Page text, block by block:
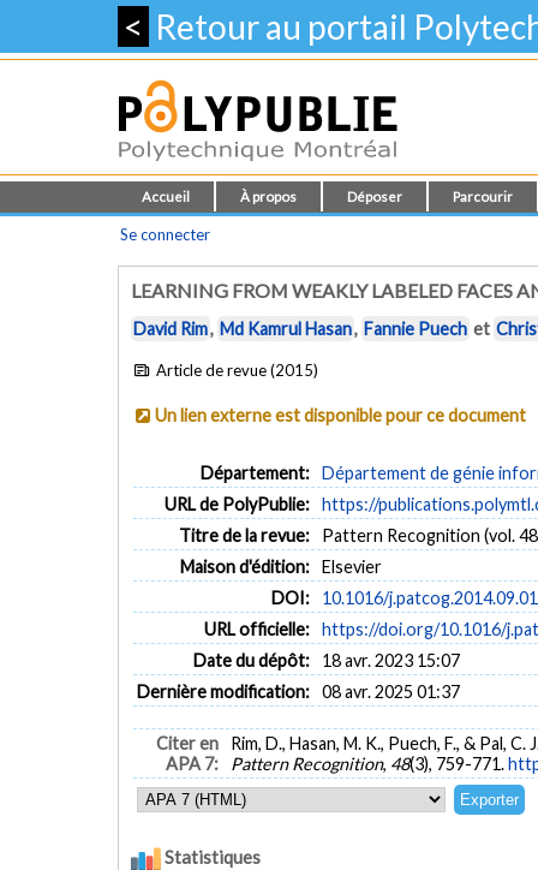
< Retour au portail
Accueil À propos Déposer Parcourir
Se connecter
LEARNING FROM WEAKLY LABELED FACES
David Rim, Md Kamrul Hasan, Fannie Puech et
Article de revue (2015)
Un lien externe est disponible pour ce document
Département: Département de génie
URL de PolyPublie: https://
Titre de la revue:
Pattern Recognition (vol.
Maison d'édition: Elsevier
DOI:
10.1016/
URL officielle: https://doi.org/10.1016/
Date du dépôt:
18 avr. 2023 15:07
Dernière modification: 08 avr. 2025 01:37
Citer en
APA 7:
Rim, D., Hasan, M. K., Puech, F., & Pal,
Pattern Recognition, 48(3), 759-771.
Statistiques